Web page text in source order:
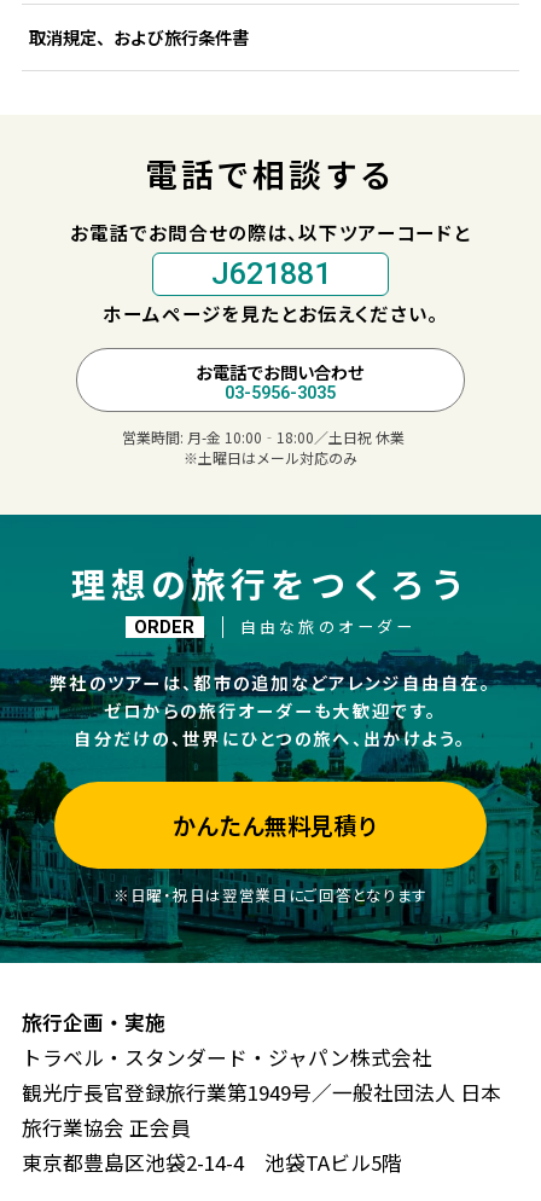
取消規定、および旅行条件書
電話で相談する
お電話でお問合せの際は、以下ツアーコードと
J621881
ホームページを見たとお伝えください。
お電話でお問い合わせ
03-5956-3035
営業時間: 月-金 10:00‐18:00／土日祝 休業
※土曜日はメール対応のみ
理想の旅行をつくろう
ORDER 自由な旅のオーダー
弊社のツアーは、都市の追加などアレンジ自由自在。
ゼロからの旅行オーダーも大歓迎です。
自分だけの、世界にひとつの旅へ、出かけよう。
かんたん無料見積り
※日曜・祝日は翌営業日にご回答となります
旅行企画・実施
トラベル・スタンダード・ジャパン株式会社
観光庁長官登録旅行業第1949号／一般社団法人 日本
旅行業協会 正会員
東京都豊島区池袋2-14-4 池袋TAビル5階